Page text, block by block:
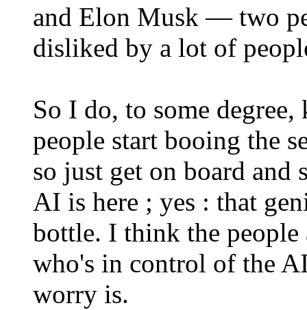
and Elon Musk — two
disliked by a lot of
So I do, to some
people start booing the
so just get on board and
AI is here ; yes : that
bottle. I think the people
who's in control of the
worry is.